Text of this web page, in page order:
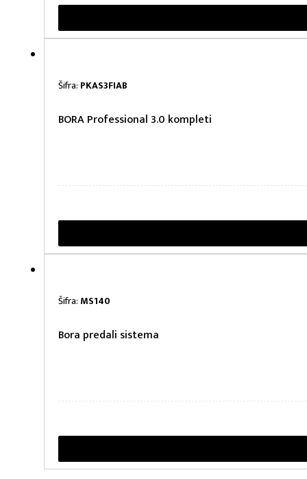
Šifra: PKAS3FIAB
BORA Professional 3.0 kompleti
Šifra: MS140
Bora predali sistema